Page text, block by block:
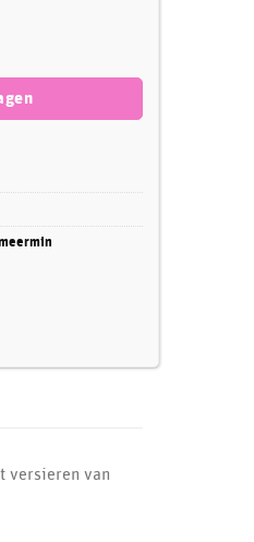
versieren van